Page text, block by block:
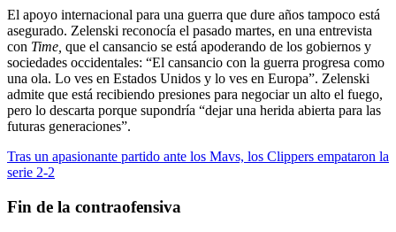
El apoyo internacional para una guerra que dure años tampoco está
asegurado. Zelenski reconocía el pasado martes, en una entrevista
con Time, que el cansancio se está apoderando de los gobiernos y
sociedades occidentales: “El cansancio con la guerra progresa como
una ola. Lo ves en Estados Unidos y lo ves en Europa”. Zelenski
admite que está recibiendo presiones para negociar un alto el fuego,
pero lo descarta porque supondría “dejar una herida abierta para las
futuras generaciones”.
Tras un apasionante partido ante los Mavs, los Clippers empataron la
serie 2-2
Fin de la contraofensiva